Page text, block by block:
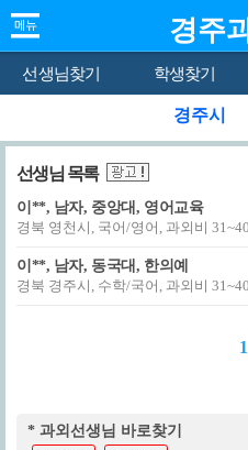
경주
선생님찾기 학생찾기
경주시
선생님 목록
이**, 남자, 중앙대, 영어교육
경북 영천시, 국어/영어, 과외비
이**, 남자, 동국대, 한의예
경북 경주시, 수학/국어, 과외비
1
* 과외선생님 바로찾기